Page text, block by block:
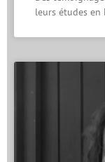
leurs études en